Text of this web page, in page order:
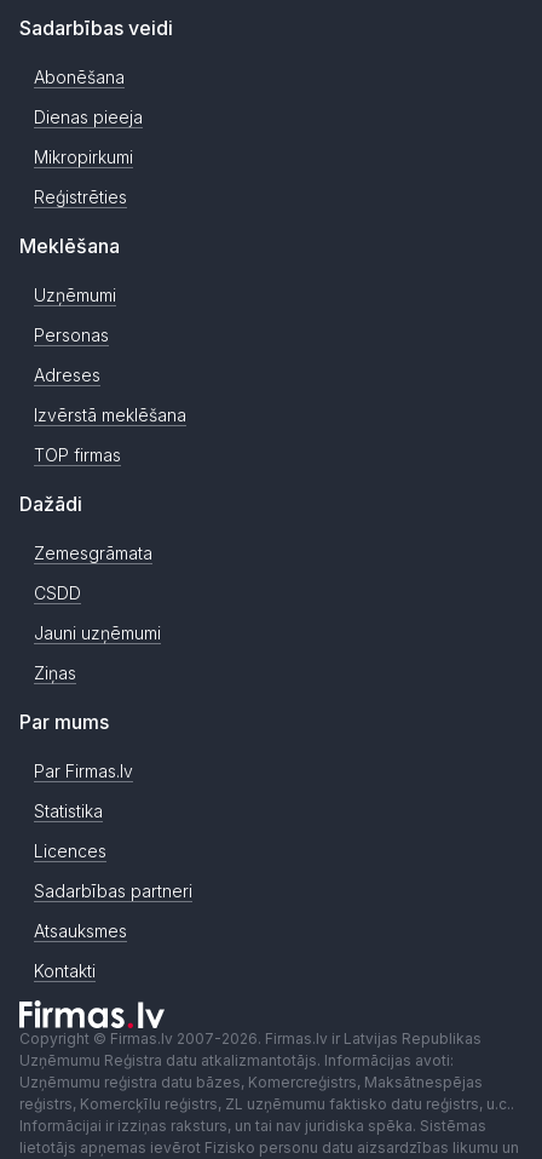
Sadarbības veidi
Abonēšana
Dienas pieeja
Mikropirkumi
Reģistrēties
Meklēšana
Uzņēmumi
Personas
Adreses
Izvērstā meklēšana
TOP firmas
Dažādi
Zemesgrāmata
CSDD
Jauni uzņēmumi
Ziņas
Par mums
Par Firmas.lv
Statistika
Licences
Sadarbības partneri
Atsauksmes
Kontakti
Copyright © Firmas.lv 2007-2026. Firmas.lv ir Latvijas Republikas
Uzņēmumu Reģistra datu atkalizmantotājs. Informācijas avoti:
Uzņēmumu reģistra datu bāzes, Komercreģistrs, Maksātnespējas
reģistrs, Komercķīlu reģistrs, ZL uzņēmumu faktisko datu reģistrs, u.c..
Informācijai ir izziņas raksturs, un tai nav juridiska spēka. Sistēmas
lietotājs apņemas ievērot Fizisko personu datu aizsardzības likumu un